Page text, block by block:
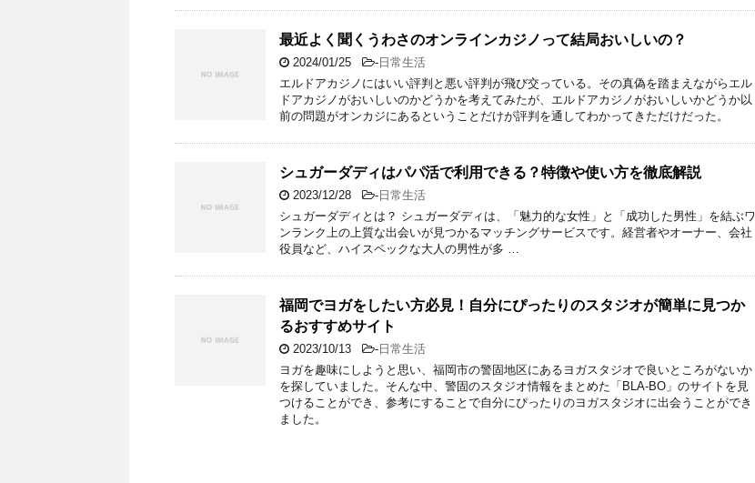
最近よく聞くうわさのオンラインカジノって結局おいしいの？
2024/01/25 - 日常生活
エルドアカジノにはいい評判と悪い評判が飛び交っている。その真偽を踏まえながらエル
ドアカジノがおいしいのかどうかを考えてみたが、エルドアカジノがおいしいかどうか以
前の問題がオンカジにあるということだけが評判を通してわかってきただけだった。
シュガーダディはパパ活で利用できる？特徴や使い方を徹底解説
2023/12/28 - 日常生活
シュガーダディとは？ シュガーダディは、「魅力的な女性」と「成功した男性」を結ぶワ
ンランク上の上質な出会いが見つかるマッチングサービスです。経営者やオーナー、会社
役員など、ハイスペックな大人の男性が多 …
福岡でヨガをしたい方必見！自分にぴったりのスタジオが簡単に見つか
るおすすめサイト
2023/10/13 - 日常生活
ヨガを趣味にしようと思い、福岡市の警固地区にあるヨガスタジオで良いところがないか
を探していました。そんな中、警固のスタジオ情報をまとめた「BLA-BO」のサイトを見
つけることができ、参考にすることで自分にぴったりのヨガスタジオに出会うことができ
ました。